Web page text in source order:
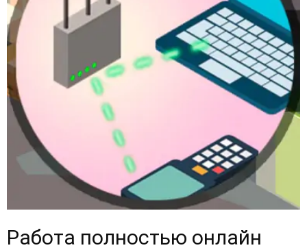
Работа полностью онлайн